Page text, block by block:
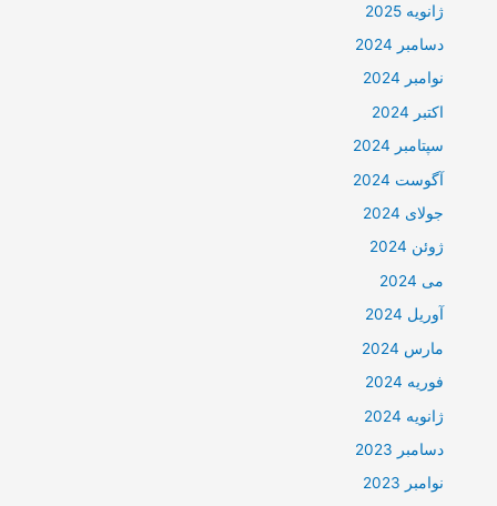
ژانویه 2025
دسامبر 2024
نوامبر 2024
اکتبر 2024
سپتامبر 2024
آگوست 2024
جولای 2024
ژوئن 2024
می 2024
آوریل 2024
مارس 2024
فوریه 2024
ژانویه 2024
دسامبر 2023
نوامبر 2023